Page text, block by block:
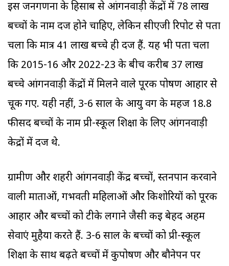
इस जनगणना के हिसाब से आंगनवाड़ी केंद्रों में 78 लाख
बच्चों के नाम दर्ज होने चाहिए, लेकिन सीएजी रिपोर्ट से पता
चला कि मात्र 41 लाख बच्चे ही दर्ज हैं. यह भी पता चला
कि 2015-16 और 2022-23 के बीच करीब 37 लाख
बच्चे आंगनवाड़ी केंद्रों में मिलने वाले पूरक पोषण आहार से
चूक गए. यही नहीं, 3-6 साल के आयु वर्ग के महज 18.8
फीसद बच्चों के नाम प्री-स्कूल शिक्षा के लिए आंगनवाड़ी
केद्रों में दर्ज थे.
ग्रामीण और शहरी आंगनवाड़ी केंद्र बच्चों, स्तनपान करवाने
वाली माताओं, गर्भवती महिलाओं और किशोरियों को पूरक
आहार और बच्चों को टीके लगाने जैसी कई बेहद अहम
सेवाएं मुहैया करते हैं. 3-6 साल के बच्चों को प्री-स्कूल
शिक्षा के साथ बढ़ते बच्चों में कुपोषण और बौनेपन पर